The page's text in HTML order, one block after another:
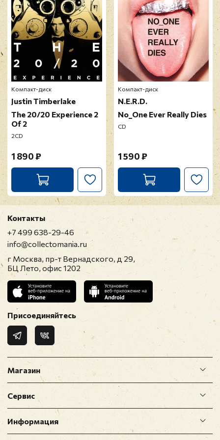
Оставить отзыв
Перед публикацией отзывы проходят
модерацию
Компакт-диск
Justin Timberlake
The 20/20 Experience 2
Of 2
2CD
1 890 ₽
Компакт-диск
N.E.R.D.
No_One Ever Really Dies
CD
1 590 ₽
Магазин
Сервис
Информация
Контакты
+7 499 638-29-46
info@collectomania.ru
г Москва, пр-т Вернадского, д 29,
БЦ Лето, офис 1202
Присоединяйтесь